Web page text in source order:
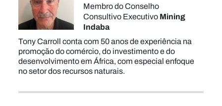
Membro do Conselho
Consultivo ExecutivoMining
Indaba
Tony Carroll conta com 50 anos de experiência na
promoção do comércio, do investimento e do
desenvolvimento em África, com especial enfoque
no setor dos recursos naturais.